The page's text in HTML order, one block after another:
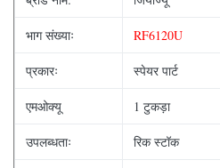
भाग संख्याः RF6120U
प्रकारः स्पेयर पार्ट
एमओक्यू 1 टुकड़ा
उपलब्धताः रिक स्टॉक